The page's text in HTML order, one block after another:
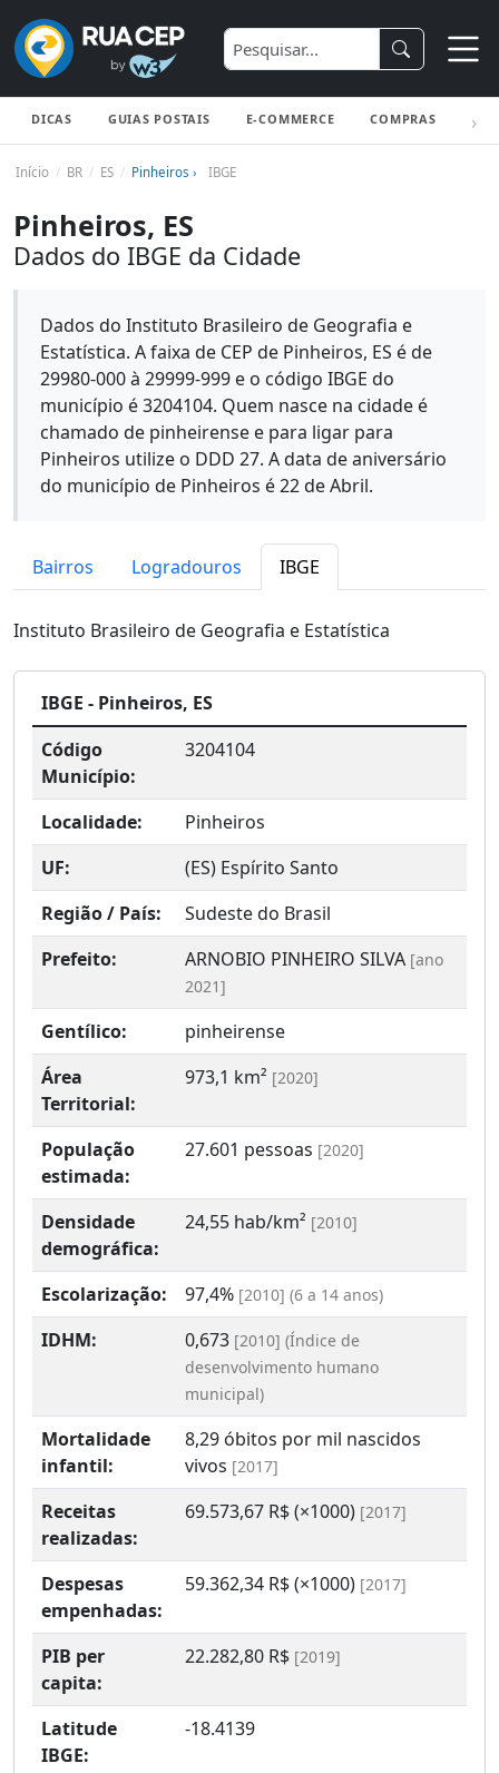
DICAS GUIAS POSTAIS E-COMMERCE COMPRAS
Início BR ES Pinheiros › IBGE
Pinheiros, ES
Dados do IBGE da Cidade
Dados do Instituto Brasileiro de Geografia e
Estatística. A faixa de CEP de Pinheiros, ES é de
29980-000 à 29999-999 e o código IBGE do
município é 3204104. Quem nasce na cidade é
chamado de pinheirense e para ligar para
Pinheiros utilize o DDD 27. A data de aniversário
do município de Pinheiros é 22 de Abril.
Bairros Logradouros IBGE
Instituto Brasileiro de Geografia e Estatística
IBGE - Pinheiros, ES
Código
Município:
3204104
Localidade:
Pinheiros
UF:
(ES) Espírito Santo
Região / País:
Sudeste do Brasil
Prefeito:
ARNOBIO PINHEIRO SILVA [ano
2021]
Gentílico:
pinheirense
Área
Territorial:
973,1 km² [2020]
População
estimada:
27.601 pessoas [2020]
Densidade
demográfica:
24,55 hab/km² [2010]
Escolarização: 97,4% [2010] (6 a 14 anos)
IDHM: 0,673 [2010] (Índice de
desenvolvimento humano
municipal)
Mortalidade
infantil:
8,29 óbitos por mil nascidos
vivos [2017]
Receitas
realizadas:
69.573,67 R$ (×1000) [2017]
Despesas
empenhadas:
59.362,34 R$ (×1000) [2017]
PIB per
capita:
22.282,80 R$ [2019]
Latitude
IBGE:
-18.4139